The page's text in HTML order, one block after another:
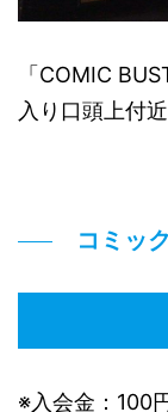
「COMIC
入り口頭上付
コミッ
※入会金：100